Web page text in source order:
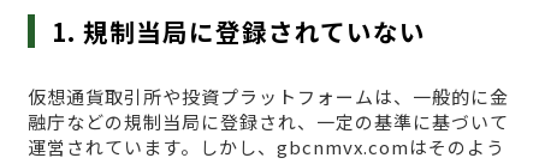
1. 規制当局に登録されていない
仮想通貨取引所や投資プラットフォームは、一般的に金
融庁などの規制当局に登録され、一定の基準に基づいて
運営されています。しかし、gbcnmvx.comはそのよう